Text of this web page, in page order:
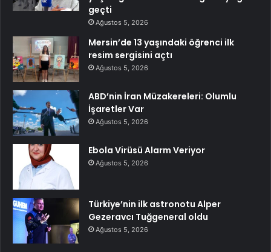
geçti
Ağustos 5, 2026
Mersin’de 13 yaşındaki öğrenci ilk
resim sergisini açtı
Ağustos 5, 2026
ABD’nin İran Müzakereleri: Olumlu
İşaretler Var
Ağustos 5, 2026
Ebola Virüsü Alarm Veriyor
Ağustos 5, 2026
Türkiye’nin ilk astronotu Alper
Gezeravcı Tuğgeneral oldu
Ağustos 5, 2026